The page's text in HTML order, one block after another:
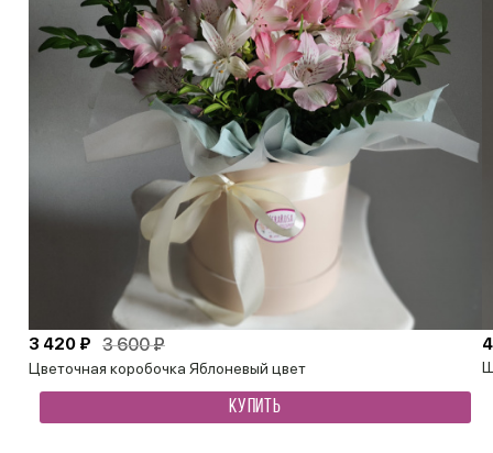
Цветочная коробочка Яблоневый цвет
3 420 ₽ 3 600 ₽
КУПИТЬ